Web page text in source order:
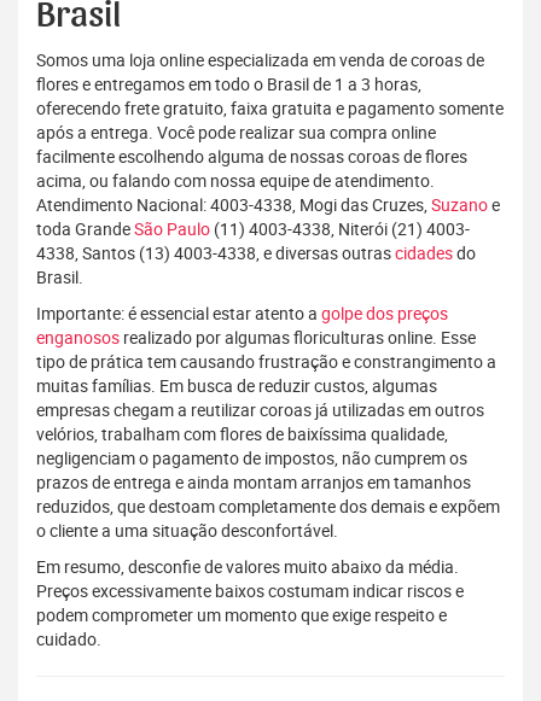
Brasil
Somos uma loja online especializada em venda de coroas de
flores e entregamos em todo o Brasil de 1 a 3 horas,
oferecendo frete gratuito, faixa gratuita e pagamento somente
após a entrega. Você pode realizar sua compra online
facilmente escolhendo alguma de nossas coroas de flores
acima, ou falando com nossa equipe de atendimento.
Atendimento Nacional: 4003-4338, Mogi das Cruzes, Suzanoe
toda GrandeSão Paulo (11) 4003-4338, Niterói (21) 4003-
4338, Santos (13) 4003-4338, e diversas outrascidadesdo
Brasil.
Importante: é essencial estar atento a golpe dos preços
enganosos realizado por algumas floriculturas online. Esse
tipo de prática tem causando frustração e constrangimento a
muitas famílias. Em busca de reduzir custos, algumas
empresas chegam a reutilizar coroas já utilizadas em outros
velórios, trabalham com flores de baixíssima qualidade,
negligenciam o pagamento de impostos, não cumprem os
prazos de entrega e ainda montam arranjos em tamanhos
reduzidos, que destoam completamente dos demais e expõem
o cliente a uma situação desconfortável.
Em resumo, desconfie de valores muito abaixo da média.
Preços excessivamente baixos costumam indicar riscos e
podem comprometer um momento que exige respeito e
cuidado.